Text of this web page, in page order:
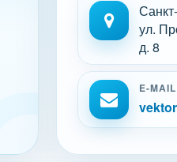
ул.
д. 8
E-MAIL